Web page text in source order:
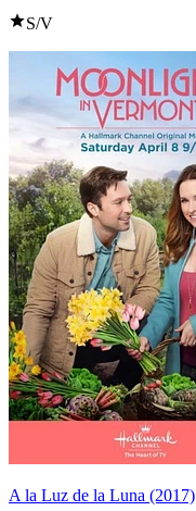
S/V
A la Luz de la Luna (2017)